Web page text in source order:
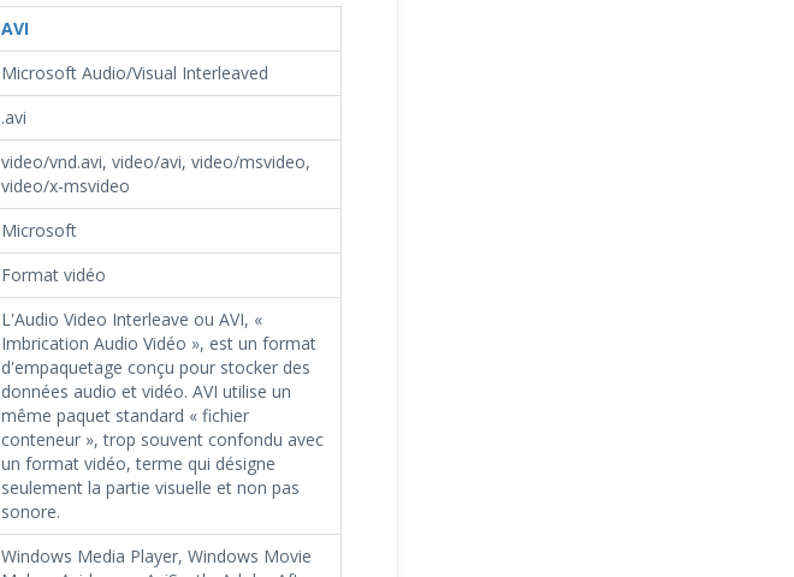
AVI
Microsoft Audio/Visual Interleaved
.avi
video/vnd.avi, video/avi, video/msvideo,
video/x-msvideo
Microsoft
Format vidéo
L'Audio Video Interleave ou AVI, «
Imbrication Audio Vidéo », est un format
d'empaquetage conçu pour stocker des
données audio et vidéo. AVI utilise un
même paquet standard « fichier
conteneur », trop souvent confondu avec
un format vidéo, terme qui désigne
seulement la partie visuelle et non pas
sonore.
Windows Media Player, Windows Movie